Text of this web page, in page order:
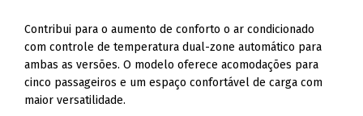
Contribui para o aumento de conforto o ar condicionado
com controle de temperatura dual-zone automático para
ambas as versões. O modelo oferece acomodações para
cinco passageiros e um espaço confortável de carga com
maior versatilidade.